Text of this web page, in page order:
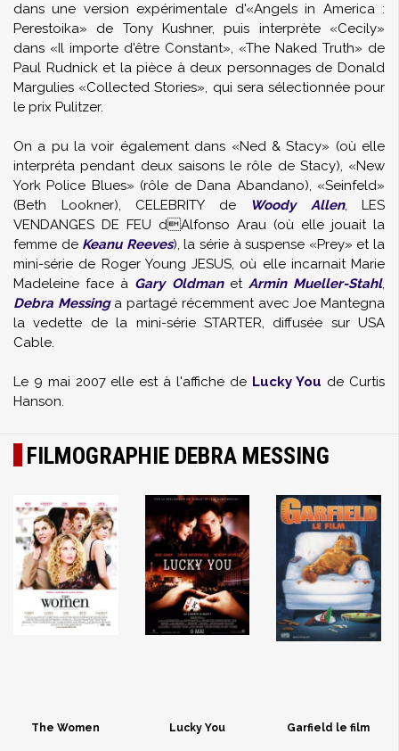
dans une version expérimentale d'«Angels in America :
Perestoika» de Tony Kushner, puis interprète «Cecily»
dans «Il importe d'être Constant», «The Naked Truth» de
Paul Rudnick et la pièce à deux personnages de Donald
Margulies «Collected Stories», qui sera sélectionnée pour
le prix Pulitzer.
On a pu la voir également dans «Ned & Stacy» (où elle
interpréta pendant deux saisons le rôle de Stacy), «New
York Police Blues» (rôle de Dana Abandano), «Seinfeld»
(Beth Lookner), CELEBRITY de
Woody Allen, LES
VENDANGES DE FEU dAlfonso Arau (où elle jouait la
femme de Keanu Reeves), la série à suspense «Prey» et la
mini-série de Roger Young JESUS, où elle incarnait Marie
Madeleine face à Gary Oldmanet Armin Mueller-Stahl,
Debra Messinga partagé récemment avec Joe Mantegna
la vedette de la mini-série STARTER, diffusée sur USA
Cable.
Le 9 mai 2007 elle est à l'affiche de Lucky You de Curtis
Hanson.
FILMOGRAPHIE DEBRA MESSING
The Women Lucky You Garfield le film